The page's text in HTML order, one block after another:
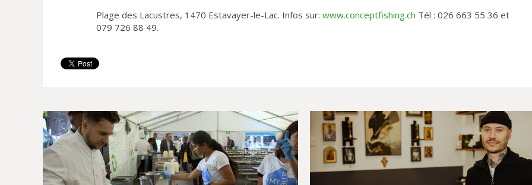
Plage des Lacustres, 1470 Estavayer-le-Lac. Infos sur: www.conceptfishing.ch Tél : 026 663 55 36 et
079 726 88 49.